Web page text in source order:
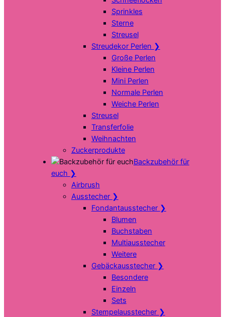
Sprinkles
Sterne
Streusel
Streudekor Perlen ❯
Große Perlen
Kleine Perlen
Mini Perlen
Normale Perlen
Weiche Perlen
Streusel
Transferfolie
Weihnachten
Zuckerprodukte
Backzubehör für
euch ❯
Airbrush
Ausstecher ❯
Fondantausstecher ❯
Blumen
Buchstaben
Multiausstecher
Weitere
Gebäckausstecher ❯
Besondere
Einzeln
Sets
Stempelausstecher ❯